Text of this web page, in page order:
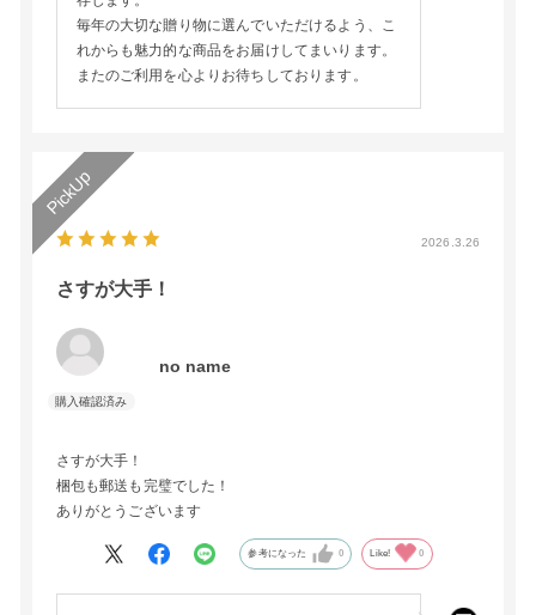
毎年の大切な贈り物に選んでいただけるよう、こ
れからも魅力的な商品をお届けしてまいります。
またのご利用を心よりお待ちしております。
2026.3.26
さすが大手！
no name
さすが大手！
梱包も郵送も完璧でした！
ありがとうございます
参考になった 0 Like! 0